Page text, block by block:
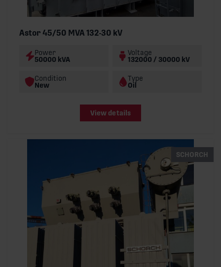
Astor 45/50 MVA 132-30 kV
Power
50000 kVA
Voltage
132000 / 30000 kV
Condition
New
Type
Oil
View details
SCHORCH